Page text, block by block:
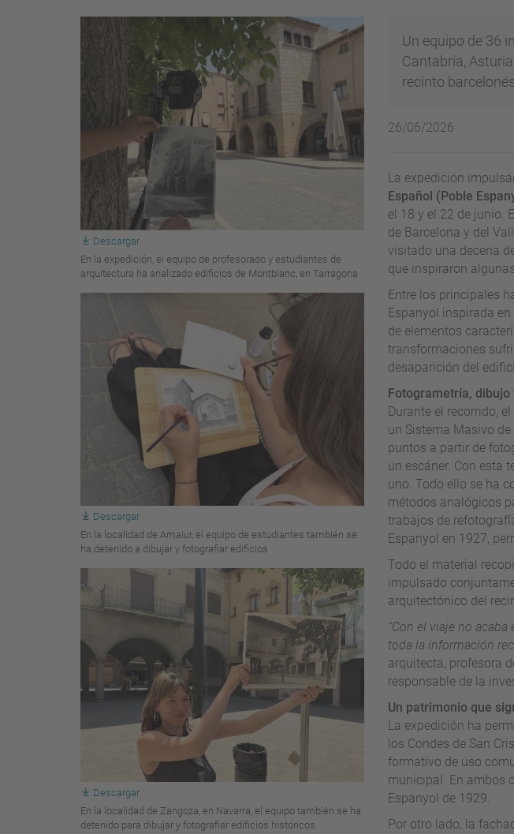
Descargar
En la expedición, el equipo de profesorado y estudiantes de
arquitectura ha analizado edificios de Montblanc, en Tarragona
Descargar
En la localidad de Amaiur, el equipo de estudiantes también se
ha detenido a dibujar y fotografiar edificios
Descargar
En la localidad de Zangoza, en Navarra, el equipo también se ha
detenido para dibujar y fotografiar edificios históricos
Un equipo de 36
Cantabria,
recinto
26/06/2026
La expedición
Español (Poble
el 18 y el 22 de junio.
de Barcelona y del
visitado una decena
que inspiraron
Entre los principales
Espanyol inspirada
de elementos
transformaciones
desaparición del
Fotogrametría,
Durante el recorrido,
un Sistema Masivo
puntos a partir de
un escáner. Con esta
uno. Todo ello se ha
métodos analógicos
trabajos de
Espanyol en 1927,
Todo el material
impulsado
arquitectónico del
“Con el viaje no
toda la información
arquitecta, profesora
responsable de la
Un patrimonio que
La expedición ha
los Condes de San
formativo de uso
municipal. En ambos
Espanyol de 1929.
Por otro lado, la